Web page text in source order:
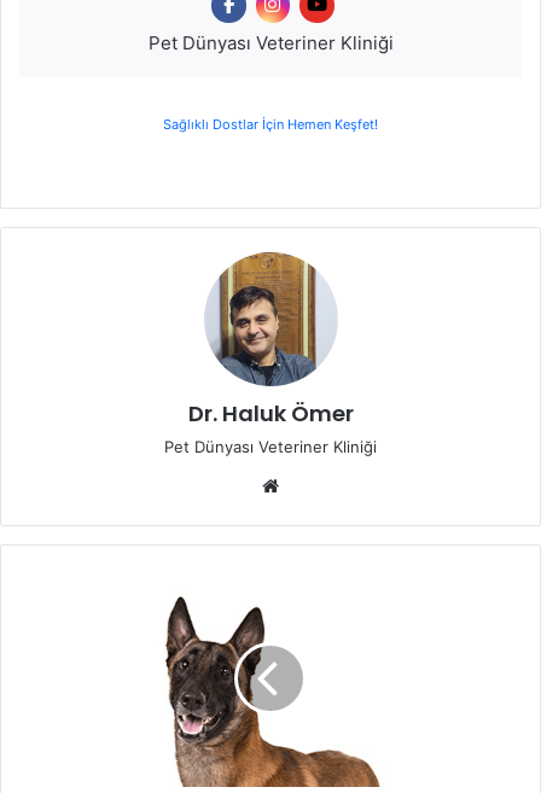
Pet Dünyası Veteriner Kliniği
Sağlıklı Dostlar İçin Hemen Keşfet!
Dr. Haluk Ömer
Pet Dünyası Veteriner Kliniği